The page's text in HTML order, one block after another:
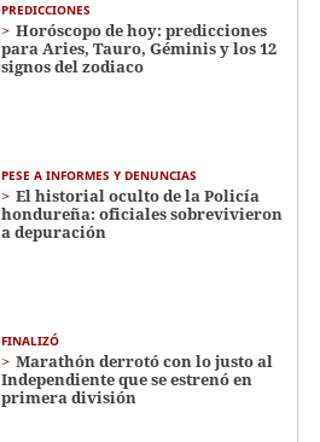
PREDICCIONES
Horóscopo de hoy: predicciones
para Aries, Tauro, Géminis y los 12
signos del zodiaco
PESE A INFORMES Y DENUNCIAS
El historial oculto de la Policía
hondureña: oficiales sobrevivieron
a depuración
FINALIZÓ
Marathón derrotó con lo justo al
Independiente que se estrenó en
primera división